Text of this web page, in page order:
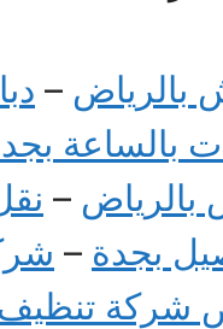
بالرياض –
بالساعة
–
بجدة –
شركة